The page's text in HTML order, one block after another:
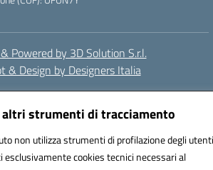
altri strumenti di tracciamento
non utilizza strumenti di profilazione degli
esclusivamente cookies tecnici necessari al
Powered by 3D Solution S.r.l.
& Design by Designers Italia